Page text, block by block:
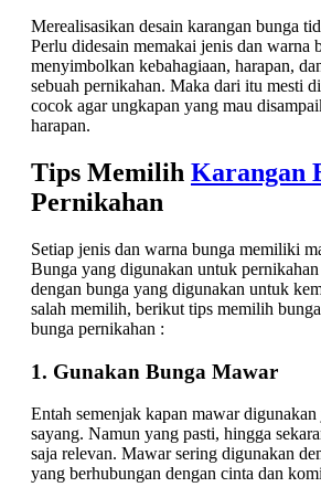
Merealisasikan desain karangan bunga
Perlu didesain memakai jenis dan warna
menyimbolkan kebahagiaan, harapan,
sebuah pernikahan. Maka dari itu mesti
cocok agar ungkapan yang mau
harapan.
Tips Memilih Karangan
Pernikahan
Setiap jenis dan warna bunga memiliki
Bunga yang digunakan untuk pernikahan
dengan bunga yang digunakan untuk
salah memilih, berikut tips memilih
bunga pernikahan :
1. Gunakan Bunga Mawar
Entah semenjak kapan mawar
sayang. Namun yang pasti, hingga
saja relevan. Mawar sering digunakan
yang berhubungan dengan cinta dan